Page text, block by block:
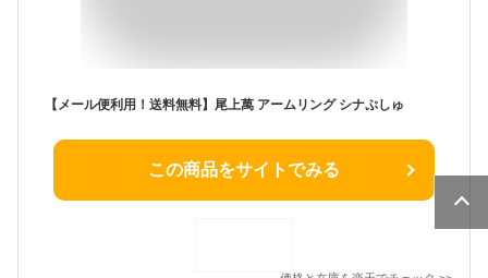
【メール便利用！送料無料】尾上萬 アームリング シナぷしゅ
この商品をサイトでみる